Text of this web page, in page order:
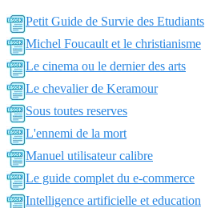
Petit Guide de Survie des Etudiants
Michel Foucault et le christianisme
Le cinema ou le dernier des arts
Le chevalier de Keramour
Sous toutes reserves
L'ennemi de la mort
Manuel utilisateur calibre
Le guide complet du e-commerce
Intelligence artificielle et education